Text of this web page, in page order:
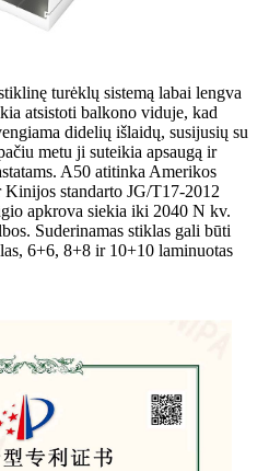
turėklų sistemą labai lengva
atsistoti balkono viduje, kad
didelių išlaidų, susijusių su
metu ji suteikia apsaugą ir
A50 atitinka Amerikos
standarto JG/T17-2012
apkrova siekia iki 2040 N kv.
Suderinamas stiklas gali būti
6+6, 8+8 ir 10+10 laminuotas